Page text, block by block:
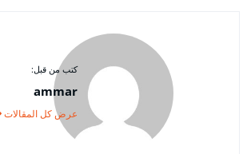
كتب من قبل:
ammar
عرض كل المقالات